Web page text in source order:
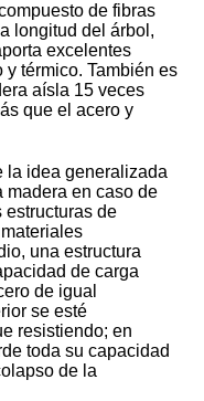
de fibras
longitud del árbol,
excelentes
térmico. También es
aísla 15 veces
que el acero y
la idea generalizada
madera en caso de
estructuras de
una estructura
de carga
de igual
se esté
resistiendo; en
toda su capacidad
de la